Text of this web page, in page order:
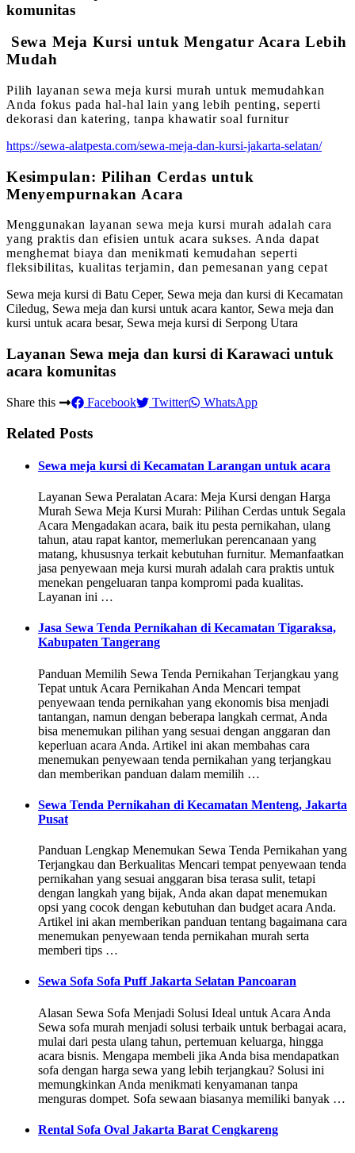
komunitas
Sewa Meja Kursi untuk Mengatur Acara Lebih
Mudah
Pilih layanan sewa meja kursi murah untuk memudahkan
Anda fokus pada hal-hal lain yang lebih penting, seperti
dekorasi dan katering, tanpa khawatir soal furnitur
https://sewa-alatpesta.com/sewa-meja-dan-kursi-jakarta-selatan/
Kesimpulan: Pilihan Cerdas untuk
Menyempurnakan Acara
Menggunakan layanan sewa meja kursi murah adalah cara
yang praktis dan efisien untuk acara sukses. Anda dapat
menghemat biaya dan menikmati kemudahan seperti
fleksibilitas, kualitas terjamin, dan pemesanan yang cepat
Sewa meja kursi di Batu Ceper, Sewa meja dan kursi di Kecamatan
Ciledug, Sewa meja dan kursi untuk acara kantor, Sewa meja dan
kursi untuk acara besar, Sewa meja kursi di Serpong Utara
Layanan Sewa meja dan kursi di Karawaci untuk
acara komunitas
Share this Facebook Twitter WhatsApp
Related Posts
Sewa meja kursi di Kecamatan Larangan untuk acara
Layanan Sewa Peralatan Acara: Meja Kursi dengan Harga
Murah Sewa Meja Kursi Murah: Pilihan Cerdas untuk Segala
Acara Mengadakan acara, baik itu pesta pernikahan, ulang
tahun, atau rapat kantor, memerlukan perencanaan yang
matang, khususnya terkait kebutuhan furnitur. Memanfaatkan
jasa penyewaan meja kursi murah adalah cara praktis untuk
menekan pengeluaran tanpa kompromi pada kualitas.
Layanan ini …
Jasa Sewa Tenda Pernikahan di Kecamatan Tigaraksa,
Kabupaten Tangerang
Panduan Memilih Sewa Tenda Pernikahan Terjangkau yang
Tepat untuk Acara Pernikahan Anda Mencari tempat
penyewaan tenda pernikahan yang ekonomis bisa menjadi
tantangan, namun dengan beberapa langkah cermat, Anda
bisa menemukan pilihan yang sesuai dengan anggaran dan
keperluan acara Anda. Artikel ini akan membahas cara
menemukan penyewaan tenda pernikahan yang terjangkau
dan memberikan panduan dalam memilih …
Sewa Tenda Pernikahan di Kecamatan Menteng, Jakarta
Pusat
Panduan Lengkap Menemukan Sewa Tenda Pernikahan yang
Terjangkau dan Berkualitas Mencari tempat penyewaan tenda
pernikahan yang sesuai anggaran bisa terasa sulit, tetapi
dengan langkah yang bijak, Anda akan dapat menemukan
opsi yang cocok dengan kebutuhan dan budget acara Anda.
Artikel ini akan memberikan panduan tentang bagaimana cara
menemukan penyewaan tenda pernikahan murah serta
memberi tips …
Sewa Sofa Sofa Puff Jakarta Selatan Pancoaran
Alasan Sewa Sofa Menjadi Solusi Ideal untuk Acara Anda
Sewa sofa murah menjadi solusi terbaik untuk berbagai acara,
mulai dari pesta ulang tahun, pertemuan keluarga, hingga
acara bisnis. Mengapa membeli jika Anda bisa mendapatkan
sofa dengan harga sewa yang lebih terjangkau? Solusi ini
memungkinkan Anda menikmati kenyamanan tanpa
menguras dompet. Sofa sewaan biasanya memiliki banyak …
Rental Sofa Oval Jakarta Barat Cengkareng